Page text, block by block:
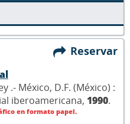
Reservar
.- México, D.F. (México) :
iberoamericana, 1990.
en formato papel.